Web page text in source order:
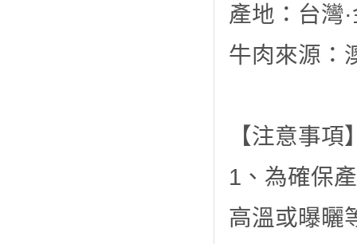
產地：台灣
牛肉來源：
【注意事項
1、為確保
高溫或曝曬